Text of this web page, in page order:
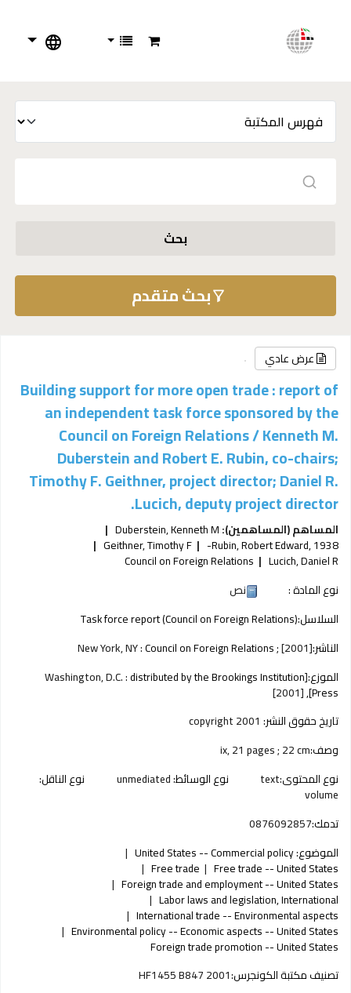
بحث
بحث متقدم
عرض عادي
Building support for more open trade : report of
an independent task force sponsored by the
Council on Foreign Relations /Kenneth M.
Duberstein and Robert E. Rubin, co-chairs;
Timothy F. Geithner, project director; Daniel R.
Lucich, deputy project director.
المساهم (المساهمين):Duberstein, Kenneth M
Rubin, Robert Edward, 1938-
Geithner, Timothy F
Lucich, Daniel R
Council on Foreign Relations
نوع المادة :
نص
السلاسل:Task force report (Council on Foreign Relations)
الناشر:
New York, NY :Council on Foreign Relations ;[2001]
الموزع:[Washington, D.C. :
distributed by the Brookings Institution
Press],
[2001]
تاريخ حقوق النشر:
وصف:ix, 21 pages ; 22 cm
نوع المحتوى:text نوع الوسائط:unmediated نوع الناقل:
volume
تدمك:0876092857
الموضوع:United States -- Commercial policy
Free trade -- United States
Free trade
Foreign trade and employment -- United States
Labor laws and legislation, International
International trade -- Environmental aspects
Environmental policy -- Economic aspects -- United States
Foreign trade promotion -- United States
تصنيف مكتبة الكونجرس:HF1455 B847 2001